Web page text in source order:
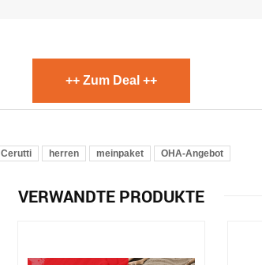
++ Zum Deal ++
Cerutti herren meinpaket OHA-Angebot
VERWANDTE PRODUKTE